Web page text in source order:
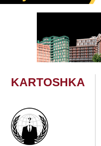
KARTOSHKA